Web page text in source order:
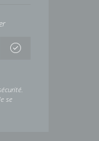
se